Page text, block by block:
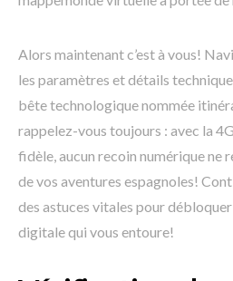
Alors maintenant c’est à vous!
les paramètres et détails
bête technologique nommée
rappelez-vous toujours : avec la
fidèle, aucun recoin numérique ne
de vos aventures espagnoles!
des astuces vitales pour
digitale qui vous entoure!